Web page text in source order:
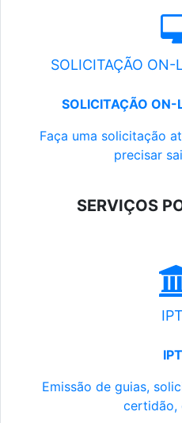
SOLICITAÇÃO ON-
SOLICITAÇÃO ON-
Faça uma solicitação
precisar
SERVIÇOS
Emissão de guias,
certidão,